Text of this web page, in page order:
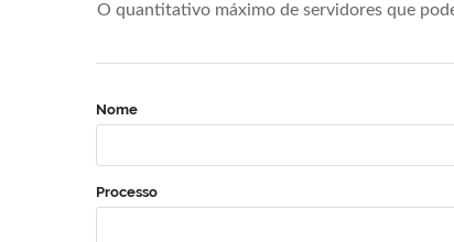
O quantitativo máximo de servidores que
Nome
Processo